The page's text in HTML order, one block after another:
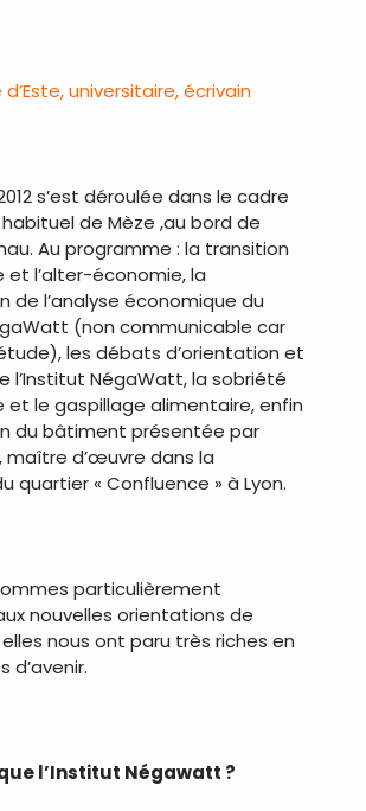
universitaire, écrivain
s’est déroulée dans le cadre
de Mèze ,au bord de
Au programme : la transition
et l’alter-économie, la
de l’analyse économique du
(non communicable car
les débats d’orientation et
l’Institut NégaWatt, la sobriété
et le gaspillage alimentaire, enfin
du bâtiment présentée par
maître d’œuvre dans la
quartier « Confluence » à Lyon.
particulièrement
nouvelles orientations de
nous ont paru très riches en
d’avenir.
l’Institut Négawatt ?